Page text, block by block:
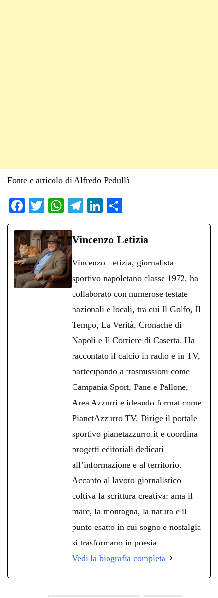
Fonte e articolo di Alfredo Pedullà
Fa
ce
bo
ok
T
wi
tte
r
W
ha
ts
A
pp
Te
le
gr
m
Li
nk
ed
on
di
di
Vincenzo Letizia
Vincenzo Letizia, giornalista
sportivo napoletano classe 1972, ha
collaborato con numerose testate
nazionali e locali, tra cui Il Golfo, Il
Tempo, La Verità, Cronache di
Napoli e Il Corriere di Caserta. Ha
raccontato il calcio in radio e in TV,
partecipando a trasmissioni come
Campania Sport, Pane e Pallone,
Area Azzurri e ideando format come
PianetAzzurro TV. Dirige il portale
sportivo pianetazzurro.it e coordina
progetti editoriali dedicati
all’informazione e al territorio.
Accanto al lavoro giornalistico
coltiva la scrittura creativa: ama il
mare, la montagna, la natura e il
punto esatto in cui sogno e nostalgia
si trasformano in poesia.
Vedi la biografia completa